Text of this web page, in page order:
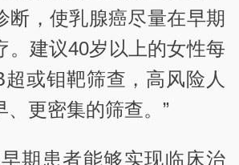
断，使乳腺癌尽量在早期
。建议40岁以上的女性每
或钼靶筛查，高风险人
、更密集的筛查。”
期患者能够实现临床治